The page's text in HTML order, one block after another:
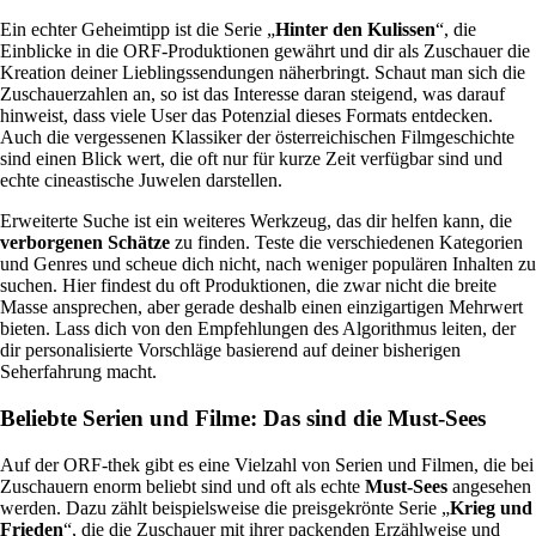
Ein echter Geheimtipp ist die Serie „Hinter den Kulissen“, die
Einblicke in die ORF-Produktionen gewährt und dir als Zuschauer die
Kreation deiner Lieblingssendungen näherbringt. Schaut man sich die
Zuschauerzahlen an, so ist das Interesse daran steigend, was darauf
hinweist, dass viele User das Potenzial dieses Formats entdecken.
Auch die vergessenen Klassiker der österreichischen Filmgeschichte
sind einen Blick wert, die oft nur für kurze Zeit verfügbar sind und
echte cineastische Juwelen darstellen.
Erweiterte Suche ist ein weiteres Werkzeug, das dir helfen kann, die
verborgenen Schätze zu finden. Teste die verschiedenen Kategorien
und Genres und scheue dich nicht, nach weniger populären Inhalten zu
suchen. Hier findest du oft Produktionen, die zwar nicht die breite
Masse ansprechen, aber gerade deshalb einen einzigartigen Mehrwert
bieten. Lass dich von den Empfehlungen des Algorithmus leiten, der
dir personalisierte Vorschläge basierend auf deiner bisherigen
Seherfahrung macht.
Beliebte Serien und Filme: Das sind die Must-Sees
Auf der ORF-thek gibt es eine Vielzahl von Serien und Filmen, die bei
Zuschauern enorm beliebt sind und oft als echte Must-Sees angesehen
werden. Dazu zählt beispielsweise die preisgekrönte Serie „Krieg und
Frieden“, die die Zuschauer mit ihrer packenden Erzählweise und